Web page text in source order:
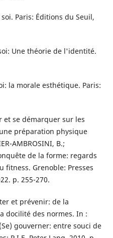
Paris: Éditions du Seuil,
Une théorie de l'identité.
la morale esthétique. Paris:
et se démarquer sur les
préparation physique
AMBROSINI, B.;
de la forme: regards
fitness. Grenoble: Presses
p. 255-270.
et prévenir: de la
docilité des normes. In :
(Se) gouverner: entre souci de